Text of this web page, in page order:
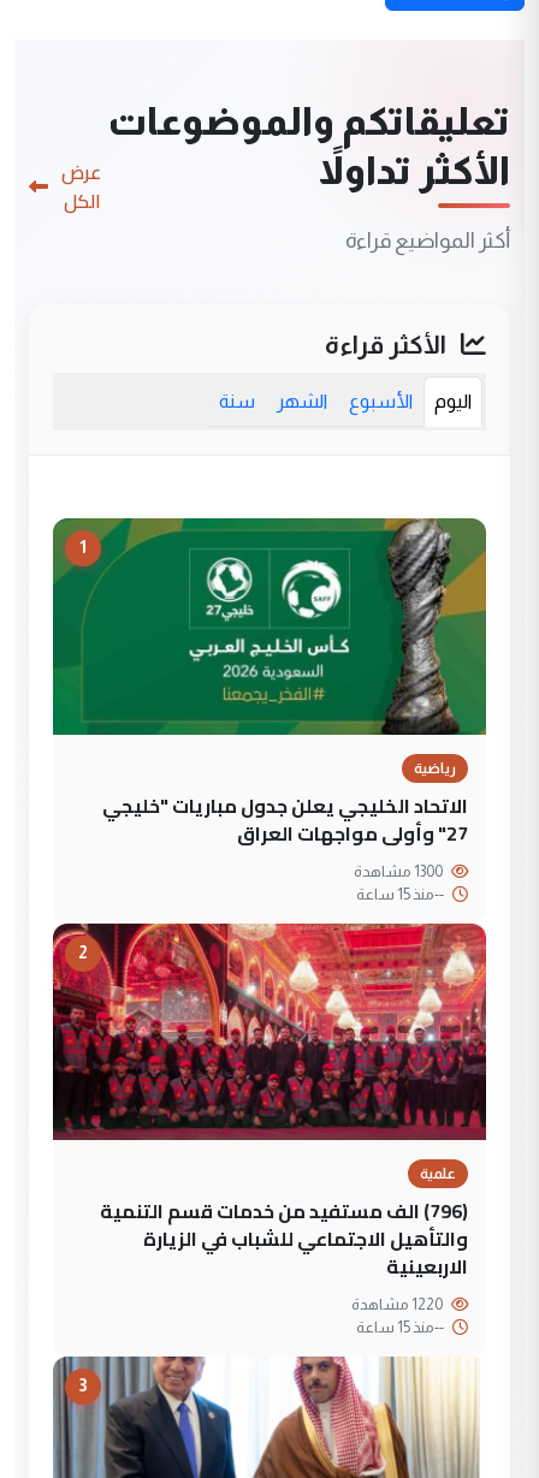
تعليقاتكم والموضوعات
الأكثر تداولاً
أكثر المواضيع قراءة
عرض
الكل
الأكثر قراءة
اليوم الأسبوع الشهر سنة
1
رياضية
الاتحاد الخليجي يعلن جدول مباريات "خليجي
27" وأولى مواجهات العراق
--منذ 15 ساعة
2
علمية
(796) الف مستفيد من خدمات قسم التنمية
والتأهيل الاجتماعي للشباب في الزيارة
الاربعينية
--منذ 15 ساعة
3